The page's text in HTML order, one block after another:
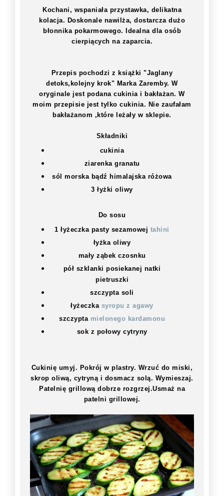
Kochani, wspaniała przystawka, delikatna
kolacja. Doskonale nawilża, dostarcza dużo
błonnika pokarmowego. Idealna dla osób
cierpiących na zaparcia.
Przepis pochodzi z książki "Jaglany
detoks,kolejny krok" Marka Zaremby. W
oryginale jest podana cukinia i bakłażan. W
moim przepisie jest tylko cukinia. Nie zaufałam
bakłażanom ,które leżały w sklepie.
Składniki
cukinia
ziarenka granatu
sól morska bądź himalajska różowa
3 łyżki oliwy
Do sosu
1 łyżeczka pasty sezamowej tahini
łyżka oliwy
mały ząbek czosnku
pół szklanki posiekanej natki
pietruszki
szczypta soli
łyżeczka syropu z agawy
szczypta mielonego kardamonu
sok z połowy cytryny
Cukinię umyj. Pokrój w plastry. Wrzuć do miski,
skrop oliwą, cytryną i dosmacz solą. Wymieszaj.
Patelnię grillową dobrze rozgrzej.Usmaż na
patelni grillowej.